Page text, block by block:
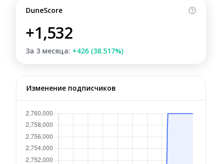
DuneScore
+1,532
За 3 месяца: +426 (38.517%)
Изменение подписчиков